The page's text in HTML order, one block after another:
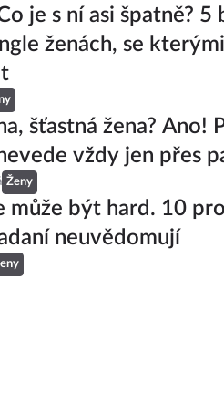
je s ní asi špatně? 5
ženách, se
šťastná žena? Ano!
vždy jen přes
Ženy
může být hard. 10
neuvědomují